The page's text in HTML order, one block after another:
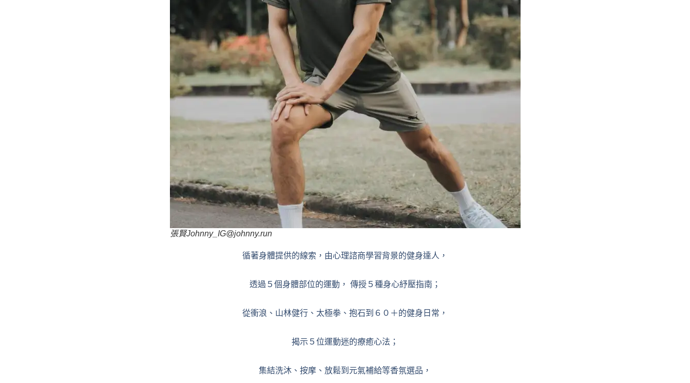
張賢Johnny_IG@johnny.run
循著⾝體提供的線索，由⼼理諮商學習背景的健⾝達⼈，
透過５個⾝體部位的運動， 傳授５種⾝⼼紓壓指南；
從衝浪、⼭林健⾏、太極拳、抱⽯到６０＋的健⾝⽇常，
揭⽰５位運動迷的療癒⼼法；
集結洗沐、按摩、放鬆到元氣補給等香氛選品，